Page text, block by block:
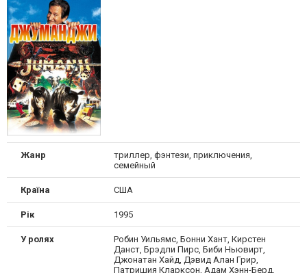
Жанр
триллер, фэнтези, приключения,
семейный
Країна США
Рік 1995
У ролях
Робин Уильямс, Бонни Хант, Кирстен
Данст, Брэдли Пирс, Биби Ньювирт,
Джонатан Хайд, Дэвид Алан Грир,
Патришия Кларксон, Адам Хэнн-Берд,